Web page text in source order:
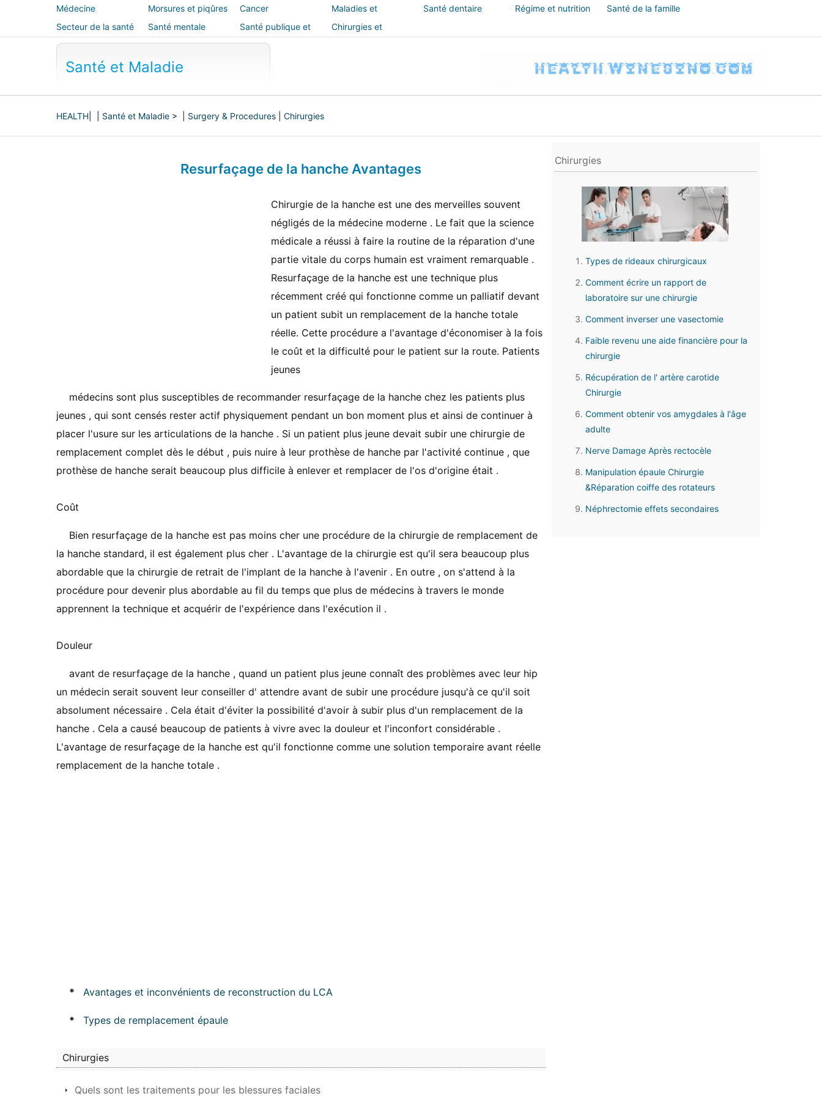
Médecine
alternative
Morsures et piqûres Cancer
Maladies et
traitements
Santé dentaire Régime et nutrition
Santé de la famille
Secteur de la santé
Santé mentale
Santé publique et
sécurité
Chirurgies et
Santé et Maladie
HEALTH Santé et Maladie > | Surgery & Procedures Chirurgies
Resurfaçage de la hanche Avantages
Chirurgie de la hanche est une des merveilles souvent
négligés de la médecine moderne . Le fait que la science
médicale a réussi à faire la routine de la réparation d'une
partie vitale du corps humain est vraiment remarquable .
Resurfaçage de la hanche est une technique plus
récemment créé qui fonctionne comme un palliatif devant
un patient subit un remplacement de la hanche totale
réelle. Cette procédure a l'avantage d'économiser à la fois
le coût et la difficulté pour le patient sur ​​la route. Patients
jeunes
médecins sont plus susceptibles de recommander resurfaçage de la hanche chez les patients plus
jeunes , qui sont censés rester actif physiquement pendant un bon moment plus et ainsi de continuer à
placer l'usure sur les articulations de la hanche . Si un patient plus jeune devait subir une chirurgie de
remplacement complet dès le début , puis nuire à leur prothèse de hanche par l'activité continue , que
prothèse de hanche serait beaucoup plus difficile à enlever et remplacer de l'os d'origine était .
Coût
Bien resurfaçage de la hanche est pas moins cher une procédure de la chirurgie de remplacement de
la hanche standard, il est également plus cher . L'avantage de la chirurgie est qu'il sera beaucoup plus
abordable que la chirurgie de retrait de l'implant de la hanche à l'avenir . En outre , on s'attend à la
procédure pour devenir plus abordable au fil du temps que plus de médecins à travers le monde
apprennent la technique et acquérir de l'expérience dans l'exécution il .
Douleur
avant de resurfaçage de la hanche , quand un patient plus jeune connaît des problèmes avec leur hip
un médecin serait souvent leur conseiller d' attendre avant de subir une procédure jusqu'à ce qu'il soit
absolument nécessaire . Cela était d'éviter la possibilité d'avoir à subir plus d'un remplacement de la
hanche . Cela a causé beaucoup de patients à vivre avec la douleur et l'inconfort considérable .
L'avantage de resurfaçage de la hanche est qu'il fonctionne comme une solution temporaire avant réelle
remplacement de la hanche totale .
* Avantages et inconvénients de reconstruction du LCA
* Types de remplacement épaule
Chirurgies
Quels sont les traitements pour les blessures faciales
Chirurgies
Types de rideaux chirurgicaux
Comment écrire un rapport de
laboratoire sur une chirurgie
Comment inverser une vasectomie
Faible revenu une aide financière pour la
chirurgie
Récupération de l' artère carotide
Chirurgie
Comment obtenir vos amygdales à l'âge
adulte
Nerve Damage Après rectocèle
Manipulation épaule Chirurgie
&Réparation coiffe des rotateurs
Néphrectomie effets secondaires